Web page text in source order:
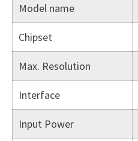
Model name
Chipset
Max. Resolution
Interface
Input Power